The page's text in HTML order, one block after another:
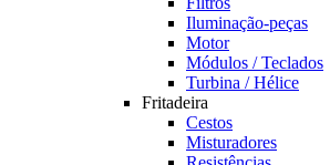
Iluminação-peças
Motor
Módulos / Teclados
Turbina / Hélice
Fritadeira
Cestos
Misturadores